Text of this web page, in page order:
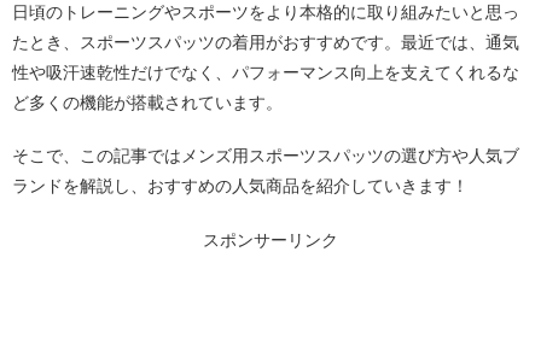
日頃のトレーニングやスポーツをより本格的に取り組みたいと思っ
たとき、スポーツスパッツの着用がおすすめです。最近では、通気
性や吸汗速乾性だけでなく、パフォーマンス向上を支えてくれるな
ど多くの機能が搭載されています。
そこで、この記事ではメンズ用スポーツスパッツの選び方や人気ブ
ランドを解説し、おすすめの人気商品を紹介していきます！
スポンサーリンク